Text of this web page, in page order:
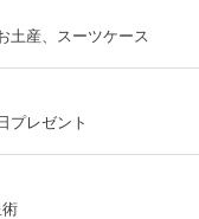
土産、スーツケース
プレゼント
術